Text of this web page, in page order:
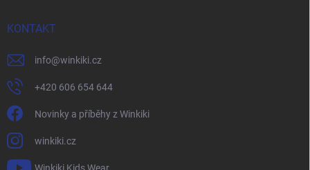
KONTAKT
info@winkiki.cz
+420 606 654 644
Novinky a příběhy z Winkiki
winkiki.cz
Winkiki Kids Wear